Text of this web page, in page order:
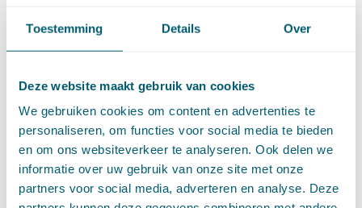
Toestemming Details Over
Deze website maakt gebruik van cookies
We gebruiken cookies om content en advertenties te
personaliseren, om functies voor social media te bieden
en om ons websiteverkeer te analyseren. Ook delen we
informatie over uw gebruik van onze site met onze
partners voor social media, adverteren en analyse. Deze
augustus (7)
juni (14)
april (11)
maart (14)
februari (11)
januari (15)
►
2020 (154)
december (6)
november (14)
oktober (14)
september (8)
augustus (2)